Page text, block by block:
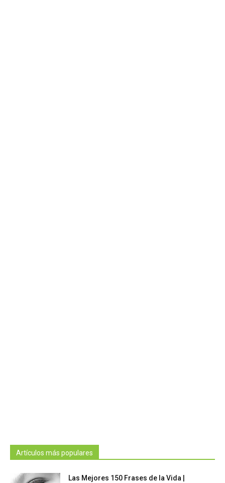
Artículos más populares
Las Mejores 150 Frases de la Vida |